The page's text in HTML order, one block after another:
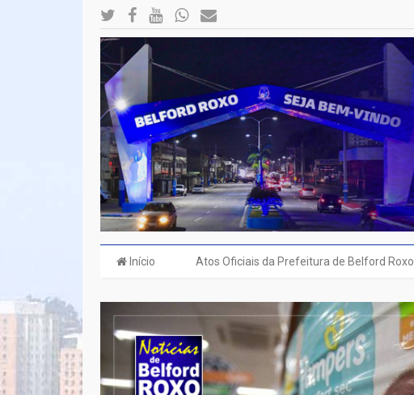
Início Atos Oficiais da Prefeitura de Belford Roxo